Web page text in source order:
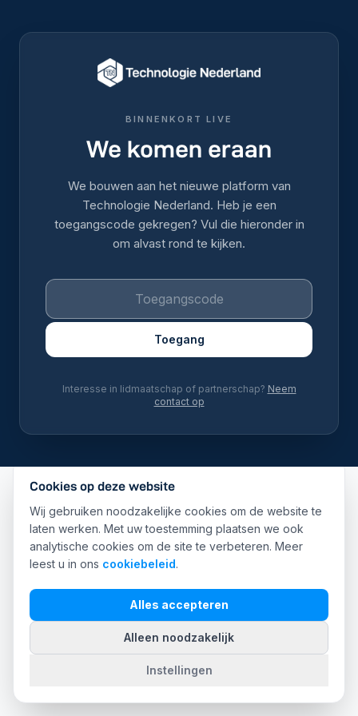
BINNENKORT LIVE
We komen eraan
We bouwen aan het nieuwe platform van
Technologie Nederland. Heb je een
toegangscode gekregen? Vul die hieronder in
om alvast rond te kijken.
Toegang
Interesse in lidmaatschap of partnerschap? Neem
contact op
Cookies op deze website
Wij gebruiken noodzakelijke cookies om de website te
laten werken. Met uw toestemming plaatsen we ook
analytische cookies om de site te verbeteren. Meer
leest u in ons cookiebeleid.
Alles accepteren
Alleen noodzakelijk
Instellingen